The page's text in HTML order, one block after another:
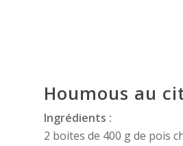
Houmous au
Ingrédients :
2 boites de 400 g de pois